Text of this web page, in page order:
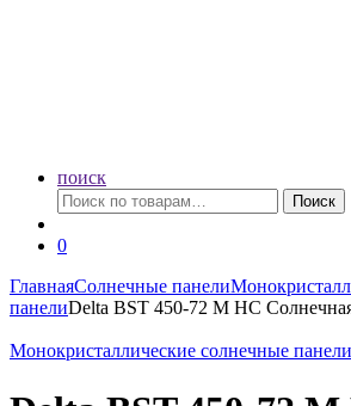
поиск
Искать:
Поиск
0
ГлавнаяСолнечные панели
панелиDelta BST 450-72 M HC
Монокристаллические солнечные панели